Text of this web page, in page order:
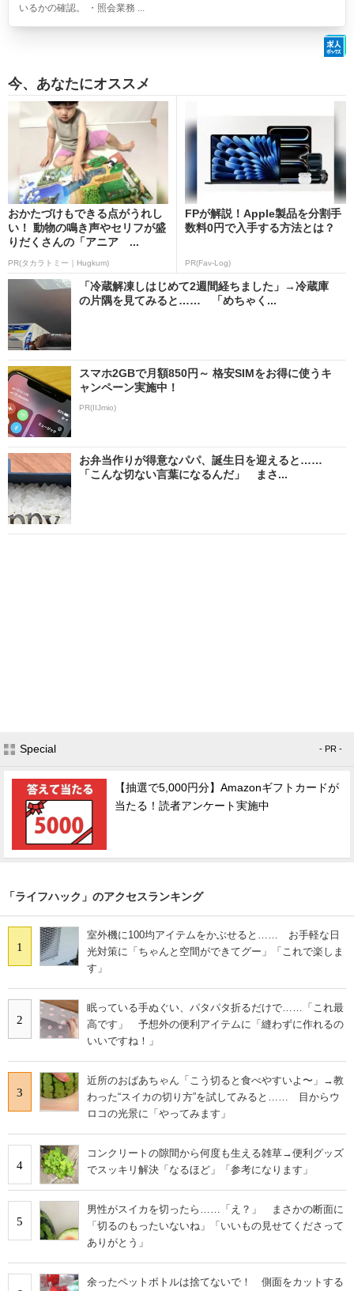
いるかの確認。 ・照会業務 ...
今、あなたにオススメ
おかたづけもできる点がうれし
い！ 動物の鳴き声やセリフが盛
りだくさんの「アニア ...
PR(タカラトミー｜Hugkum)
FPが解説！Apple製品を分割手
数料0円で入手する方法とは？
PR(Fav-Log)
「冷蔵解凍しはじめて2週間経ちました」→冷蔵庫
の片隅を見てみると…… 「めちゃく...
スマホ2GBで月額850円～ 格安SIMをお得に使うキ
ャンペーン実施中！
PR(IIJmio)
お弁当作りが得意なパパ、誕生日を迎えると……
「こんな切ない言葉になるんだ」 まさ...
Special - PR -
【抽選で5,000円分】Amazonギフトカードが
当たる！読者アンケート実施中
「ライフハック」のアクセスランキング
1
室外機に100均アイテムをかぶせると…… お手軽な日
光対策に「ちゃんと空間ができてグー」「これで楽しま
す」
2
眠っている手ぬぐい、パタパタ折るだけで……「これ最
高です」 予想外の便利アイテムに「縫わずに作れるの
いいですね！」
3
近所のおばあちゃん「こう切ると食べやすいよ〜」→教
わった“スイカの切り方”を試してみると…… 目からウ
ロコの光景に「やってみます」
4
コンクリートの隙間から何度も生える雑草→便利グッズ
でスッキリ解決「なるほど」「参考になります」
5
男性がスイカを切ったら……「え？」 まさかの断面に
「切るのもったいないね」「いいもの見せてくださって
ありがとう」
余ったペットボトルは捨てないで！ 側面をカットする